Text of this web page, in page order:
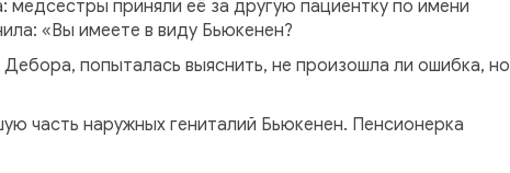
приняли её за другую пациентку по имени
«Вы имеете в виду Бьюкенен?
попыталась выяснить, не произошла ли ошибка, но
часть наружных гениталий Бьюкенен. Пенсионерка